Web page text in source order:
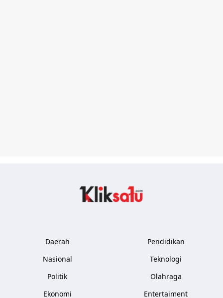
Daerah
Nasional
Politik
Ekonomi
Pendidikan
Teknologi
Olahraga
Entertaiment